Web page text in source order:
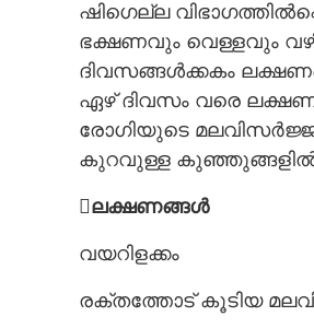
ഷിഗെല്ല
ഭക്ഷണവും വെള്ളവും
ദിവസങ്ങൾക്കകം
ഏഴ് ദിവസം വരെ
രോഗിയുടെ
കുറവുള്ള കുഞ്ഞുങ്ങളിൽ
ലക്ഷണങ്ങൾ
വയറിളക്കം
രക്തത്തോട് കൂടിയ